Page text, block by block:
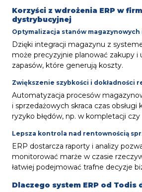
Korzyści z wdrożenia ERP w
dystrybucyjnej
Optymalizacja stanów
Dzięki integracji magazynu z
może precyzyjnie planować zakupy i
zapasów, które generują koszty.
Zwiększenie szybkości i dokładności
Automatyzacja procesów
i sprzedażowych skraca czas obsługi
ryzyko błędów, np. w kompletacji
Lepsza kontrola nad rentownością
ERP dostarcza raporty i analizy
monitorować marże w czasie
łatwiej podejmować trafne decyzje
Dlaczego system ERP od Todis